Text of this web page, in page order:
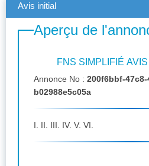
Avis initial
Aperçu de
FNS SIMPLIFIÉ
Annonce No : 200f6bbf-47c8-
b02988e5c05a
I. II. III. IV. V. VI.